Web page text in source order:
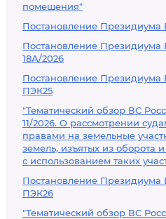
помещения"
Постановление Президиума
Постановление Президиума
18А/2026
Постановление Президиума
ПЭК25
"Тематический обзор ВС
11/2026. О рассмотрении
правами на земельные
земель, изъятых из оборота
с использованием таких
Постановление Президиума
ПЭК26
"Тематический обзор ВС